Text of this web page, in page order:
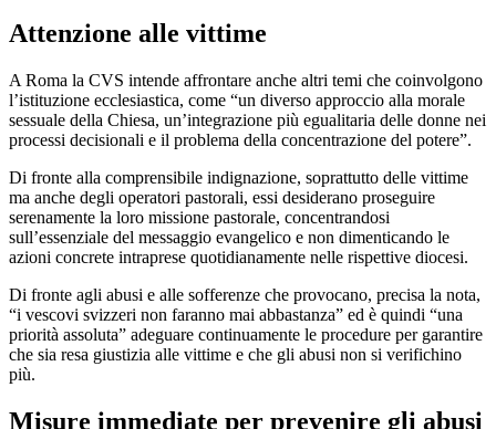
Attenzione alle vittime
A Roma la CVS intende affrontare anche altri temi che coinvolgono
l’istituzione ecclesiastica, come “un diverso approccio alla morale
sessuale della Chiesa, un’integrazione più egualitaria delle donne nei
processi decisionali e il problema della concentrazione del potere”.
Di fronte alla comprensibile indignazione, soprattutto delle vittime
ma anche degli operatori pastorali, essi desiderano proseguire
serenamente la loro missione pastorale, concentrandosi
sull’essenziale del messaggio evangelico e non dimenticando le
azioni concrete intraprese quotidianamente nelle rispettive diocesi.
Di fronte agli abusi e alle sofferenze che provocano, precisa la nota,
“i vescovi svizzeri non faranno mai abbastanza” ed è quindi “una
priorità assoluta” adeguare continuamente le procedure per garantire
che sia resa giustizia alle vittime e che gli abusi non si verifichino
più.
Misure immediate per prevenire gli abusi